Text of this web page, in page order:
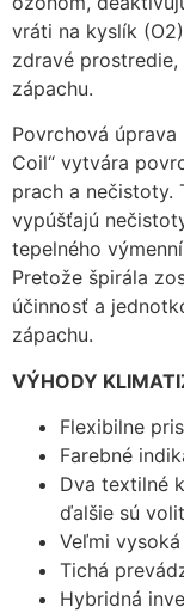
vráti na kyslík
zdravé
zápachu.
Povrchová úprava
Coil“ vytvára
prach a nečistoty.
vypúšťajú
tepelného
Pretože špirála
účinnosť a
zápachu.
VÝHODY
Flexibilne
Farebné
Dva textilné
ďalšie sú
Veľmi
Tichá
Hybridná